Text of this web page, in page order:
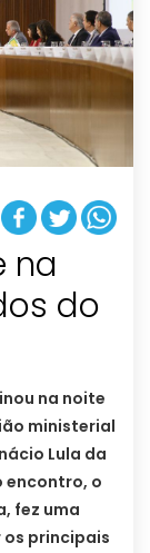
na
do
na noite
ministerial
Lula da
encontro, o
fez uma
principais